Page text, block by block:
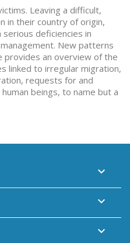
Leaving a difficult,
in their country of origin,
deficiencies in
New patterns
provides an overview of the
linked to irregular migration,
requests for and
beings, to name but a


